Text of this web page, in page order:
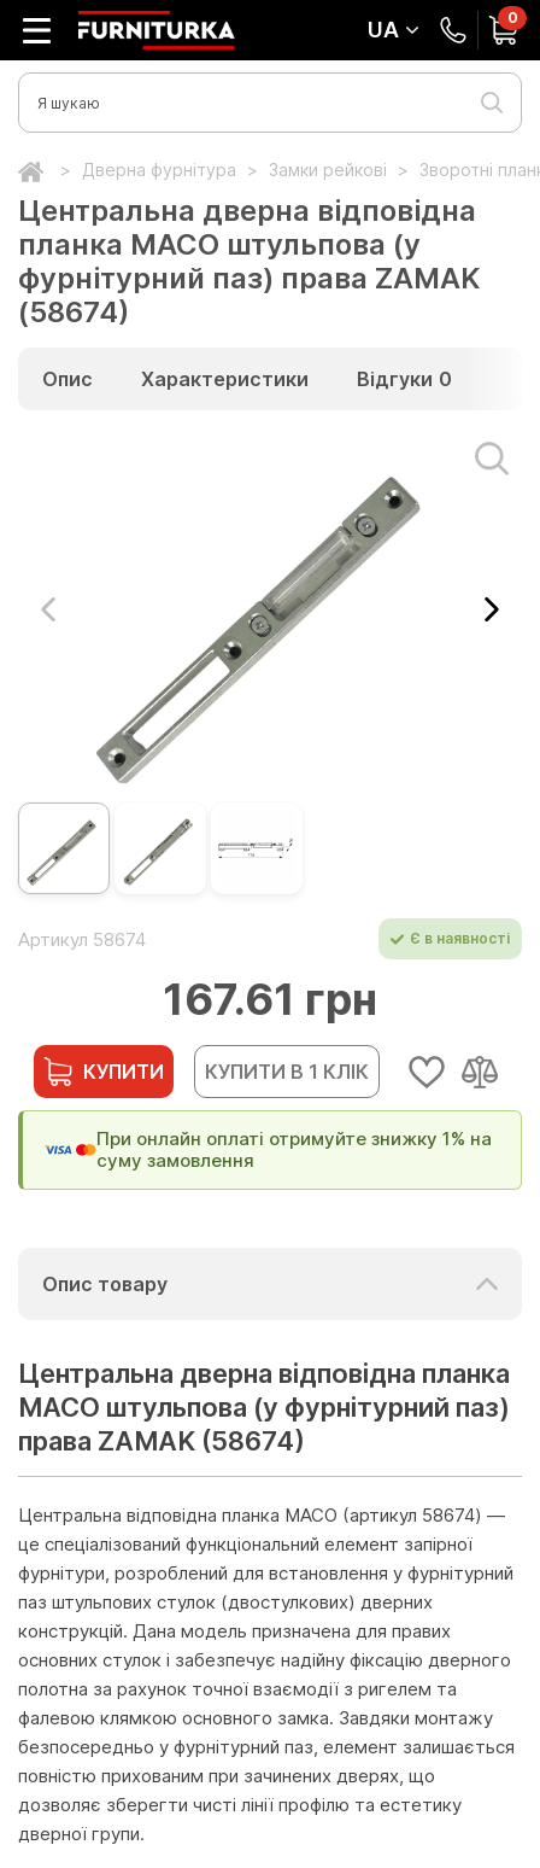
UA 0
Дверна фурнітура Замки рейкові Зворотні
Центральна дверна відповідна
планка MACO штульпова (у
фурнітурний паз) права ZAMAK
(58674)
Опис Характеристики Відгуки 0
Артикул 58674 Є в наявності
167.61 грн
КУПИТИ КУПИТИ В 1 КЛІК
При онлайн оплаті отримуйте знижку 1% на
суму замовлення
Опис товару
Центральна дверна відповідна планка
MACO штульпова (у фурнітурний паз)
права ZAMAK (58674)
Центральна відповідна планка MACO (артикул 58674) —
це спеціалізований функціональний елемент запірної
фурнітури, розроблений для встановлення у фурнітурний
паз штульпових стулок (двостулкових) дверних
конструкцій. Дана модель призначена для правих
основних стулок і забезпечує надійну фіксацію дверного
полотна за рахунок точної взаємодії з ригелем та
фалевою клямкою основного замка. Завдяки монтажу
безпосередньо у фурнітурний паз, елемент залишається
повністю прихованим при зачинених дверях, що
дозволяє зберегти чисті лінії профілю та естетику
дверної групи.